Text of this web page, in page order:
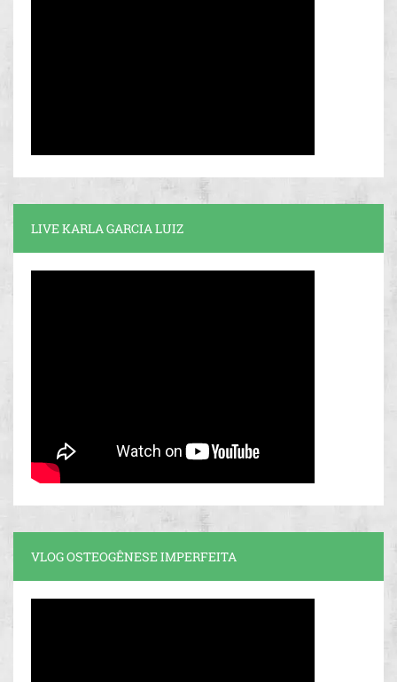
LIVE KARLA GARCIA LUIZ
VLOG OSTEOGÊNESE IMPERFEITA